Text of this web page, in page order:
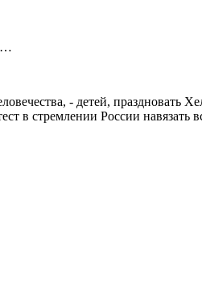
- детей, праздновать
в стремлении России навязать